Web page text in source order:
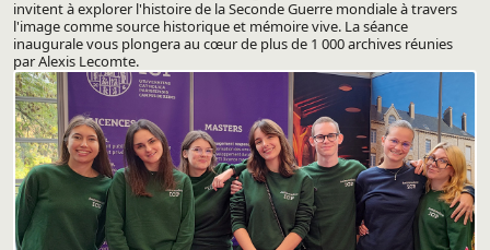
invitent à explorer l'histoire de la Seconde Guerre mondiale à travers
l'image comme source historique et mémoire vive. La séance
inaugurale vous plongera au cœur de plus de 1 000 archives réunies
par Alexis Lecomte.